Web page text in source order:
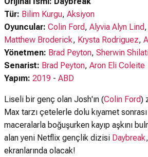
Tür: Bilim Kurgu, Aksiyon
Oyuncular: Colin Ford, Alyvia Alyn Lind,
Matthew Broderick, Krysta Rodriguez,
Yönetmen: Brad Peyton, Sherwin
Senarist: Brad Peyton, Aron Eli Coleite
Yapım: 2019 - ABD
Liseli bir genç olan Josh'ın (Colin Ford)
Max tarzı çetelerle dolu kıyamet
maceralarla boğuşurken kayıp aşkını
alan yeni Netflix gençlik dizisi Daybreak
ekranlarında olacak!